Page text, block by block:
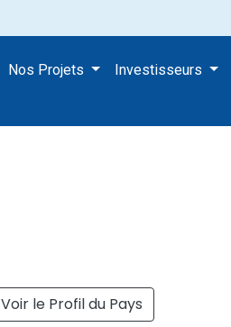
Nos Projets Investisseurs
Voir le Profil du Pays